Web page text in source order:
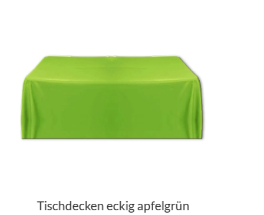
Tischdecken rund apfelgrün